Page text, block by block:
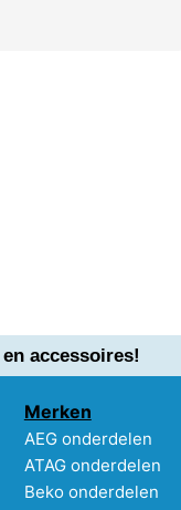
accessoires!
Merken
AEG onderdelen
ATAG onderdelen
Beko onderdelen